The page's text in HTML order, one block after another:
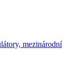
mezinárodní